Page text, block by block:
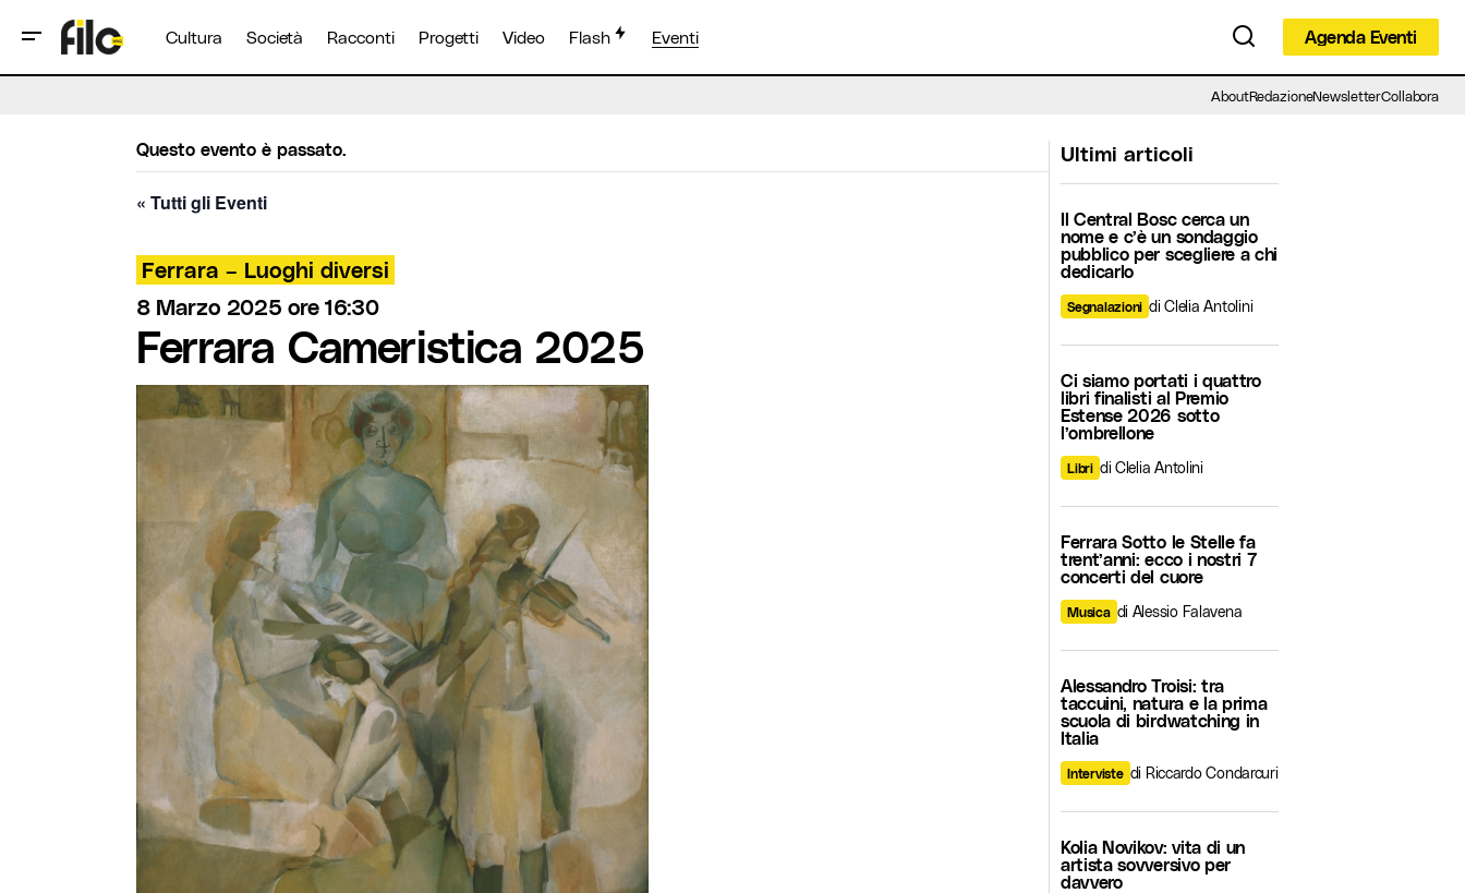
Cultura Società Racconti Progetti Video Flash Eventi
Agenda Eventi
Agenda Eventi
AboutRedazioneNewsletterCollabora
Questo evento è passato.
« Tutti gli Eventi
Ferrara – Luoghi diversi
8 Marzo 2025 ore 16:30
Ferrara Cameristica 2025
Ultimi articoli
Il Central Bosc cerca un
nome e c’è un sondaggio
pubblico per scegliere a chi
dedicarlo
Segnalazioni di Clelia Antolini
Ci siamo portati i quattro
libri finalisti al Premio
Estense 2026 sotto
l’ombrellone
Libri di Clelia Antolini
Ferrara Sotto le Stelle fa
trent’anni: ecco i nostri 7
concerti del cuore
Musica di Alessio Falavena
Alessandro Troisi: tra
taccuini, natura e la prima
scuola di birdwatching in
Italia
Interviste di Riccardo Condarcuri
Kolia Novikov: vita di un
artista sovversivo per
davvero